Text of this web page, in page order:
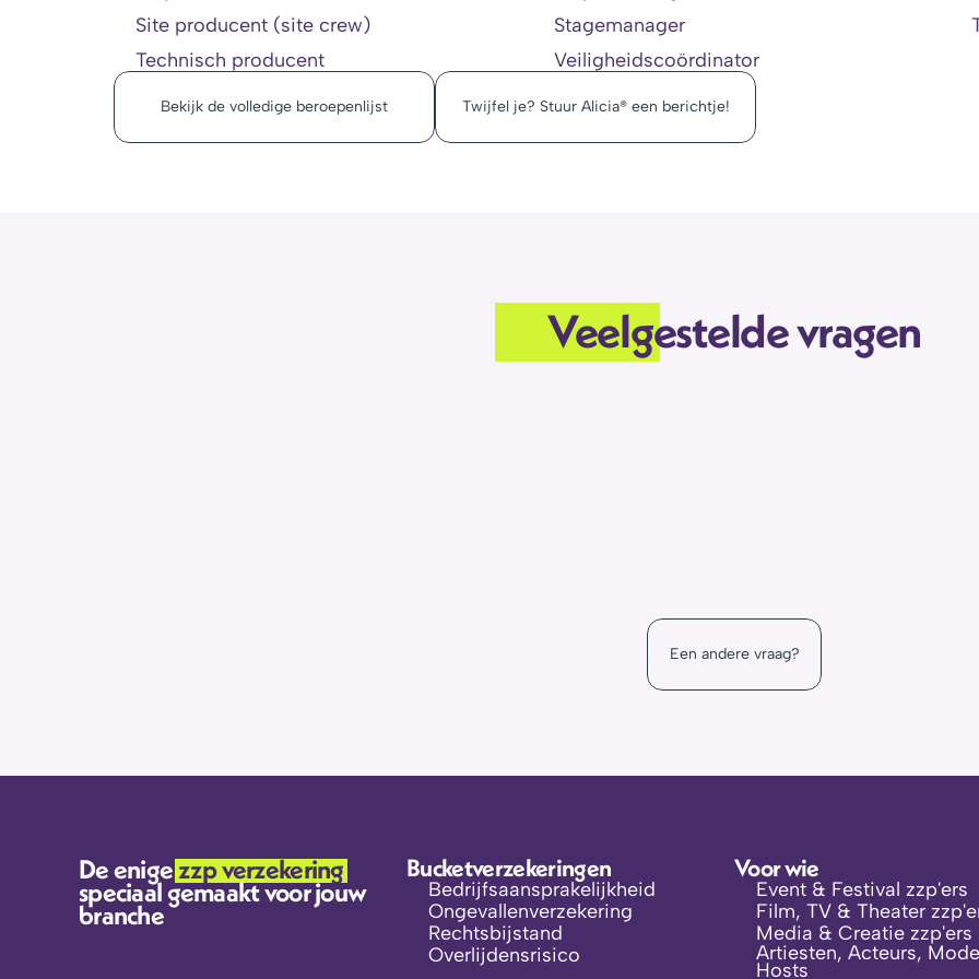
Site producent (site crew)
Stagemanager
Technisch producent
Veiligheidscoördinator
Bekijk de volledige beroepenlijst Twijfel je? Stuur Alicia® een berichtje!
Veelgestelde vragen
Een andere vraag?
De enige zzp verzekering
speciaal gemaakt voor jouw
branche
Bucketverzekeringen
Bedrijfsaansprakelijkheid
Ongevallenverzekering
Rechtsbijstand
Overlijdensrisico
Voor wie
Event & Festival zzp'ers
Film, TV & Theater
Media & Creatie zzp'ers
Artiesten, Acteurs,
Hosts